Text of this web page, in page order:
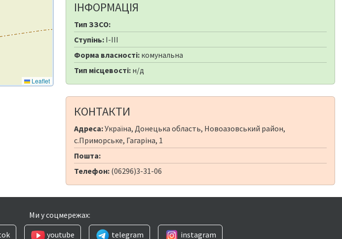
Leaflet
ІНФОРМАЦІЯ
Тип ЗЗСО:
Ступінь: I-III
Форма власності: комунальна
Тип місцевості: н/д
КОНТАКТИ
Адреса:Україна, Донецька область, Новоазовський район,
с.Приморське, Гагаріна, 1
Пошта:
Телефон: (06296)3-31-06
Ми у соцмережах:
youtube telegram instagram